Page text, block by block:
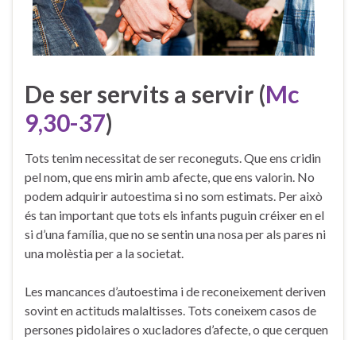
De ser servits a servir (Mc
9,30-37)
Tots tenim necessitat de ser reconeguts. Que ens cridin
pel nom, que ens mirin amb afecte, que ens valorin. No
podem adquirir autoestima si no som estimats. Per això
és tan important que tots els infants puguin créixer en el
si d’una família, que no se sentin una nosa per als pares ni
una molèstia per a la societat.
Les mancances d’autoestima i de reconeixement deriven
sovint en actituds malaltisses. Tots coneixem casos de
persones pidolaires o xucladores d’afecte, o que cerquen